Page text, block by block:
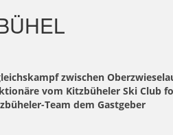
zwischen
vom Kitzbüheler Ski Club
Team dem Gastgeber